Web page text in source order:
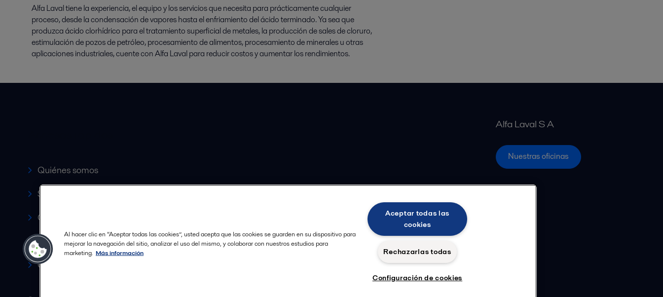
Alfa Laval tiene la experiencia, el equipo y los servicios que necesita para prácticamente cualquier
proceso, desde la condensación de vapores hasta el enfriamiento del ácido terminado. Ya sea que
produzca ácido clorhídrico para el tratamiento superficial de metales, la producción de sales de cloruro,
estimulación de pozos de petróleo, procesamiento de alimentos, procesamiento de minerales u otras
aplicaciones industriales, cuente con Alfa Laval para reducir costos y aumentar los rendimientos.
Quiénes somos
Servicio y soporte
Canales de Venta Autorizados
Revista HERE
Carrera
Alfa Laval S A
Nuestras oficinas
Al hacer clic en “Aceptar todas las cookies”, usted acepta que las cookies se guarden en su dispositivo para
mejorar la navegación del sitio, analizar el uso del mismo, y colaborar con nuestros estudios para
marketing. Más información
Aceptar todas las
cookies
Rechazarlas todas
Configuración de cookies